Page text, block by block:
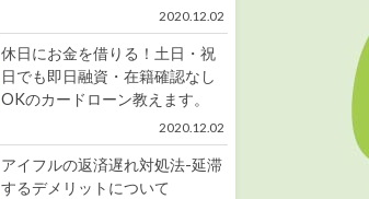
2020.12.02
休日にお金を借りる！土日・祝
日でも即日融資・在籍確認なし
OKのカードローン教えます。
2020.12.02
アイフルの返済遅れ対処法-延滞
するデメリットについて